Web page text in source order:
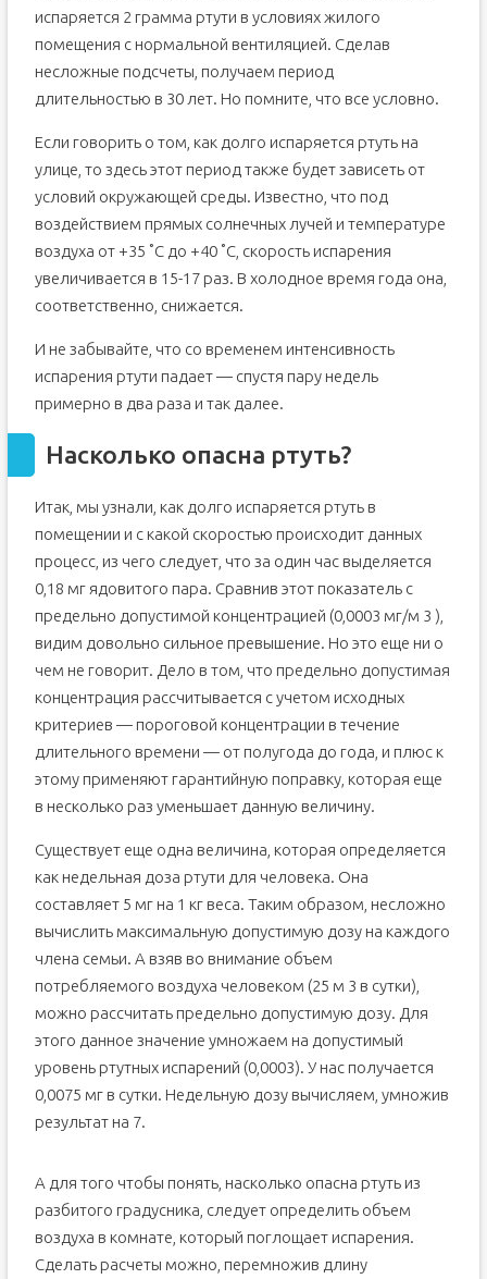
испаряется 2 грамма ртути в условиях жилого
помещения с нормальной вентиляцией. Сделав
несложные подсчеты, получаем период
длительностью в 30 лет. Но помните, что все условно.
Если говорить о том, как долго испаряется ртуть на
улице, то здесь этот период также будет зависеть от
условий окружающей среды. Известно, что под
воздействием прямых солнечных лучей и температуре
воздуха от +35 ˚С до +40 ˚С, скорость испарения
увеличивается в 15-17 раз. В холодное время года она,
соответственно, снижается.
И не забывайте, что со временем интенсивность
испарения ртути падает — спустя пару недель
примерно в два раза и так далее.
Насколько опасна ртуть?
Итак, мы узнали, как долго испаряется ртуть в
помещении и с какой скоростью происходит данных
процесс, из чего следует, что за один час выделяется
0,18 мг ядовитого пара. Сравнив этот показатель с
предельно допустимой концентрацией (0,0003 мг/м 3 ),
видим довольно сильное превышение. Но это еще ни о
чем не говорит. Дело в том, что предельно допустимая
концентрация рассчитывается с учетом исходных
критериев — пороговой концентрации в течение
длительного времени — от полугода до года, и плюс к
этому применяют гарантийную поправку, которая еще
в несколько раз уменьшает данную величину.
Существует еще одна величина, которая определяется
как недельная доза ртути для человека. Она
составляет 5 мг на 1 кг веса. Таким образом, несложно
вычислить максимальную допустимую дозу на каждого
члена семьи. А взяв во внимание объем
потребляемого воздуха человеком (25 м 3 в сутки),
можно рассчитать предельно допустимую дозу. Для
этого данное значение умножаем на допустимый
уровень ртутных испарений (0,0003). У нас получается
0,0075 мг в сутки. Недельную дозу вычисляем, умножив
результат на 7.
А для того чтобы понять, насколько опасна ртуть из
разбитого градусника, следует определить объем
воздуха в комнате, который поглощает испарения.
Сделать расчеты можно, перемножив длину